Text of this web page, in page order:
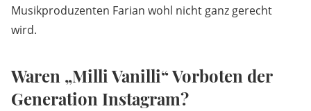
Musikproduzenten Farian wohl nicht ganz gerecht
wird.
Waren „Milli Vanilli“ Vorboten der
Generation Instagram?